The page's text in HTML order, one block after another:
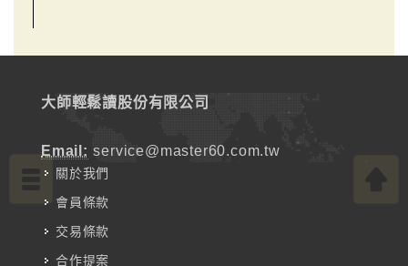
大師輕鬆讀股份有限公司
Email: service@master60.com.tw
關於我們
會員條款
交易條款
合作提案